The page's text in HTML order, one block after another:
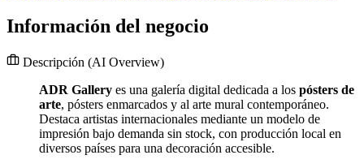
Información del negocio
Descripción (AI Overview)
ADR Gallery es una galería digital dedicada a los pósters de
arte, pósters enmarcados y al arte mural contemporáneo.
Destaca artistas internacionales mediante un modelo de
impresión bajo demanda sin stock, con producción local en
diversos países para una decoración accesible.